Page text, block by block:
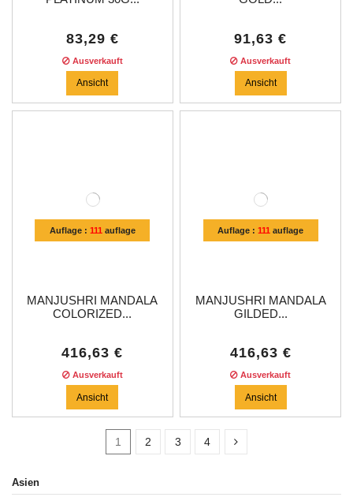
83,29 €
Ausverkauft
Ansicht
91,63 €
Ausverkauft
Ansicht
Auflage : 111 auflage
MANJUSHRI MANDALA
COLORIZED...
416,63 €
Ausverkauft
Ansicht
Auflage :111 auflage
MANJUSHRI MANDALA
GILDED...
416,63 €
Ausverkauft
Ansicht
1 2 3 4
Asien